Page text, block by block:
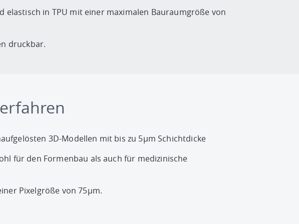
in TPU mit einer maximalen Bauraumgröße von
druckbar.
3D-Modellen mit bis zu 5µm Schichtdicke
für den Formenbau als auch für medizinische
Pixelgröße von 75µm.